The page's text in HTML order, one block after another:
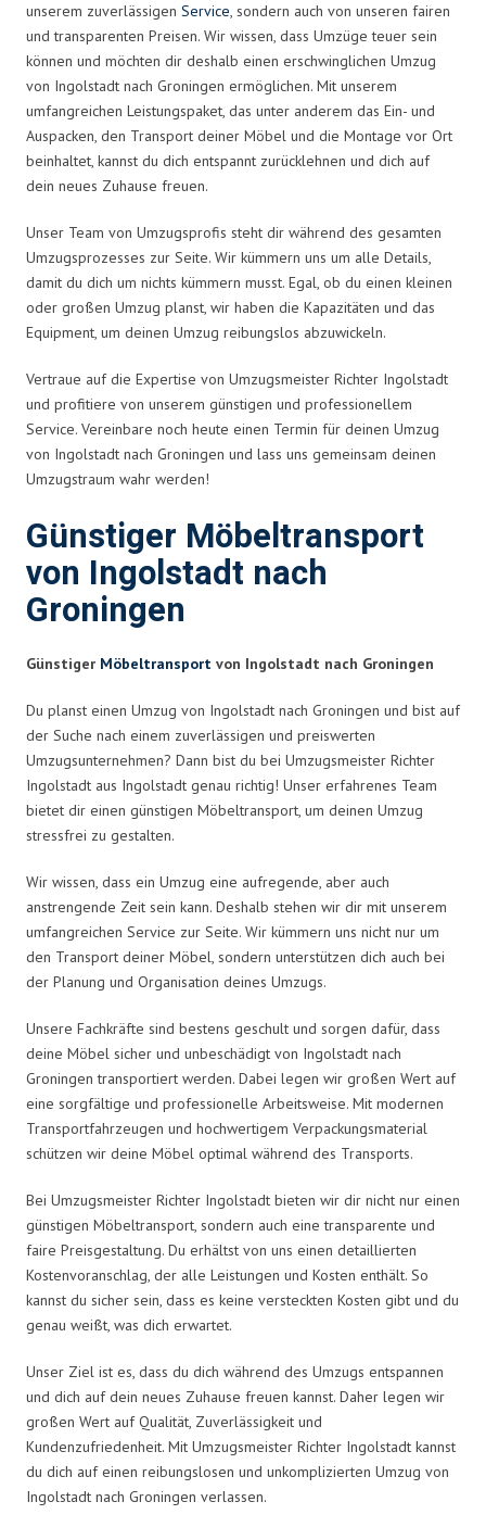
unserem zuverlässigen Service, sondern auch von unseren fairen
und transparenten Preisen. Wir wissen, dass Umzüge teuer sein
können und möchten dir deshalb einen erschwinglichen Umzug
von Ingolstadt nach Groningen ermöglichen. Mit unserem
umfangreichen Leistungspaket, das unter anderem das Ein- und
Auspacken, den Transport deiner Möbel und die Montage vor Ort
beinhaltet, kannst du dich entspannt zurücklehnen und dich auf
dein neues Zuhause freuen.
Unser Team von Umzugsprofis steht dir während des gesamten
Umzugsprozesses zur Seite. Wir kümmern uns um alle Details,
damit du dich um nichts kümmern musst. Egal, ob du einen kleinen
oder großen Umzug planst, wir haben die Kapazitäten und das
Equipment, um deinen Umzug reibungslos abzuwickeln.
Vertraue auf die Expertise von Umzugsmeister Richter Ingolstadt
und profitiere von unserem günstigen und professionellem
Service. Vereinbare noch heute einen Termin für deinen Umzug
von Ingolstadt nach Groningen und lass uns gemeinsam deinen
Umzugstraum wahr werden!
Günstiger Möbeltransport
von Ingolstadt nach
Groningen
Günstiger Möbeltransport von Ingolstadt nach Groningen
Du planst einen Umzug von Ingolstadt nach Groningen und bist auf
der Suche nach einem zuverlässigen und preiswerten
Umzugsunternehmen? Dann bist du bei Umzugsmeister Richter
Ingolstadt aus Ingolstadt genau richtig! Unser erfahrenes Team
bietet dir einen günstigen Möbeltransport, um deinen Umzug
stressfrei zu gestalten.
Wir wissen, dass ein Umzug eine aufregende, aber auch
anstrengende Zeit sein kann. Deshalb stehen wir dir mit unserem
umfangreichen Service zur Seite. Wir kümmern uns nicht nur um
den Transport deiner Möbel, sondern unterstützen dich auch bei
der Planung und Organisation deines Umzugs.
Unsere Fachkräfte sind bestens geschult und sorgen dafür, dass
deine Möbel sicher und unbeschädigt von Ingolstadt nach
Groningen transportiert werden. Dabei legen wir großen Wert auf
eine sorgfältige und professionelle Arbeitsweise. Mit modernen
Transportfahrzeugen und hochwertigem Verpackungsmaterial
schützen wir deine Möbel optimal während des Transports.
Bei Umzugsmeister Richter Ingolstadt bieten wir dir nicht nur einen
günstigen Möbeltransport, sondern auch eine transparente und
faire Preisgestaltung. Du erhältst von uns einen detaillierten
Kostenvoranschlag, der alle Leistungen und Kosten enthält. So
kannst du sicher sein, dass es keine versteckten Kosten gibt und du
genau weißt, was dich erwartet.
Unser Ziel ist es, dass du dich während des Umzugs entspannen
und dich auf dein neues Zuhause freuen kannst. Daher legen wir
großen Wert auf Qualität, Zuverlässigkeit und
Kundenzufriedenheit. Mit Umzugsmeister Richter Ingolstadt kannst
du dich auf einen reibungslosen und unkomplizierten Umzug von
Ingolstadt nach Groningen verlassen.